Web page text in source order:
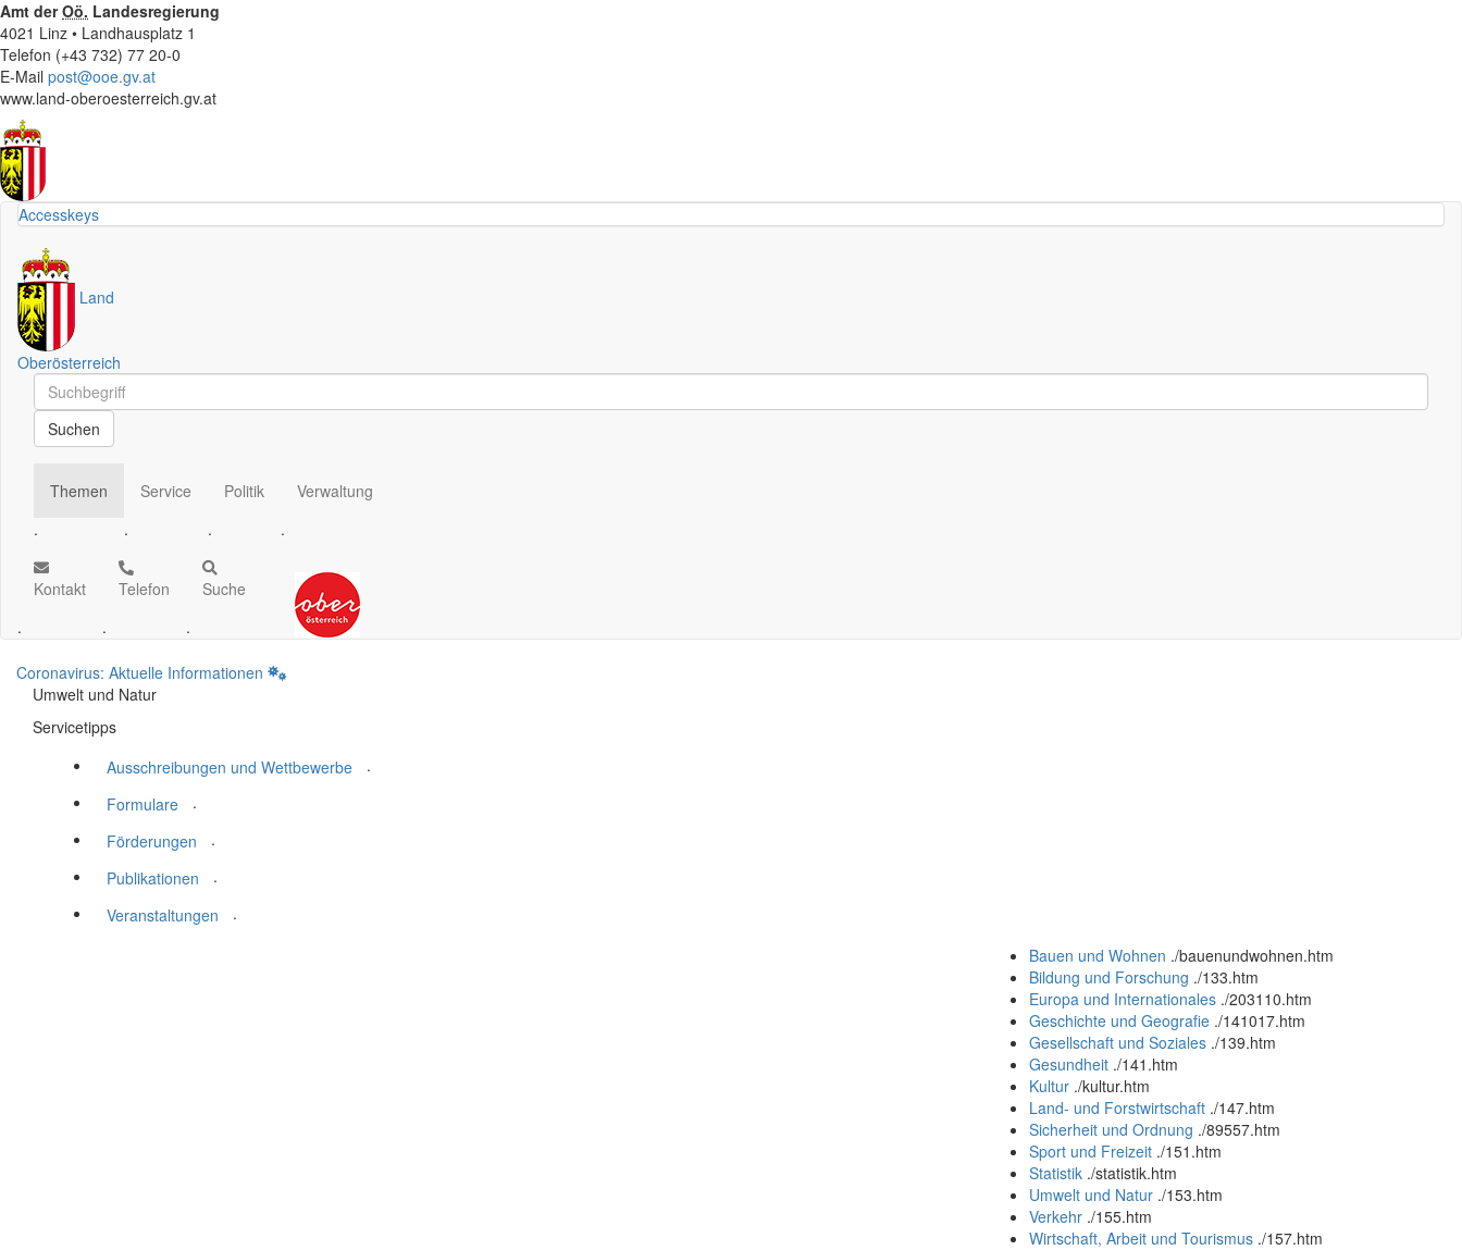
Amt derOö. Landesregierung
4021 Linz • Landhausplatz 1
Telefon (+43 732) 77 20-0
E-Mail post@ooe.gv.at
www.land-oberoesterreich.gv.at
Accesskeys
Land
Oberösterreich
Schnellsuche
Schnellsuche
Suchen
Themen
.
Service
.
Politik
.
Verwaltung
.
Kontakt
.
Telefon
.
Suche
.
Coronavirus: Aktuelle Informationen
Umwelt und Natur
Servicetipps
Ausschreibungen und Wettbewerbe
.
Formulare
.
Förderungen
.
Publikationen
.
Veranstaltungen
.
Bauen und Wohnen ./bauenundwohnen.htm
Bildung und Forschung ./133.htm
Europa und Internationales ./203110.htm
Geschichte und Geografie ./141017.htm
Gesellschaft und Soziales ./139.htm
Gesundheit ./141.htm
Kultur ./kultur.htm
Land- und Forstwirtschaft ./147.htm
Sicherheit und Ordnung ./89557.htm
Sport und Freizeit ./151.htm
Statistik ./statistik.htm
Umwelt und Natur ./153.htm
Verkehr ./155.htm
Wirtschaft, Arbeit und Tourismus ./157.htm